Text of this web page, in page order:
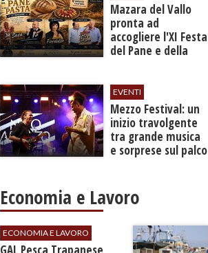
Mazara del Vallo
pronta ad
accogliere l'XI Festa
del Pane e della
EVENTI
Mezzo Festival: un
inizio travolgente
tra grande musica
e sorprese sul palco
Economia e Lavoro
ECONOMIA E LAVORO
GAL Pesca Trapanese,